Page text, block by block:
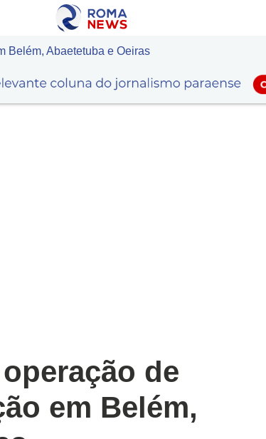
Belém, Abaetetuba e Oeiras
de
em Belém,